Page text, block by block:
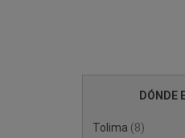
DÓNDE
Tolima (8)